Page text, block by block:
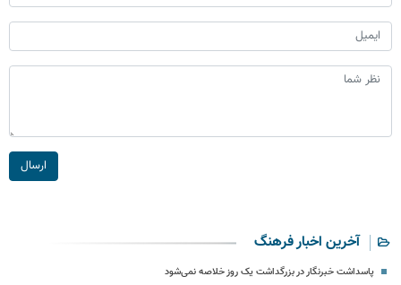
ارسال
آخرین اخبار فرهنگ
پاسداشت خبرنگار در بزرگداشت یک روز خلاصه نمی‌شود